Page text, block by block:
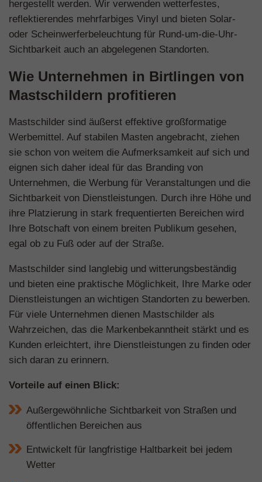
hergestellt werden. Wir verwenden wetterfestes,
reflektierendes mehrfarbiges Vinyl und bieten Solar-
oder Scheinwerferbeleuchtung für Rund-um-die-Uhr-
Sichtbarkeit auch an abgelegenen Standorten.
Wie Unternehmen in Birtlingen von
Mastschildern profitieren
Mastschilder sind äußerst effektive großformatige
Werbemittel. Auf stabilen Masten angebracht, ziehen
sie schon von weitem die Aufmerksamkeit auf sich und
eignen sich daher ideal für das Branding von
Unternehmen, die Werbung für Veranstaltungen und die
Sichtbarkeit von Dienstleistungen. Durch ihre Höhe und
ihre Platzierung in stark frequentierten Bereichen wird
Ihre Botschaft von einem breiten Publikum gesehen,
egal ob zu Fuß oder auf der Straße.
Mastschilder sind langlebig und witterungsbeständig
und bieten eine praktische Möglichkeit, Ihre Marke oder
Dienstleistungen an wichtigen Standorten zu bewerben.
Für viele Unternehmen dienen Mastschilder als
Wahrzeichen, das die Markenbekanntheit stärkt und es
Kunden erleichtert, ihre Dienstleistungen zu finden oder
sich daran zu erinnern.
Vorteile auf einen Blick:
Außergewöhnliche Sichtbarkeit von Straßen und
öffentlichen Bereichen aus
Entwickelt für langfristige Haltbarkeit bei jedem
Wetter